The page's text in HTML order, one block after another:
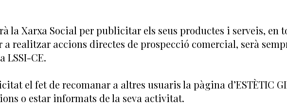
la Xarxa Social per publicitar els seus productes i serveis, en
a realitzar accions directes de prospecció comercial, serà
LSSI-CE.
el fet de recomanar a altres usuaris la pàgina d’ESTÈTIC
o estar informats de la seva activitat.